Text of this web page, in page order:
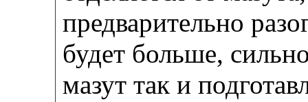
предварительно
будет больше,
мазут так и